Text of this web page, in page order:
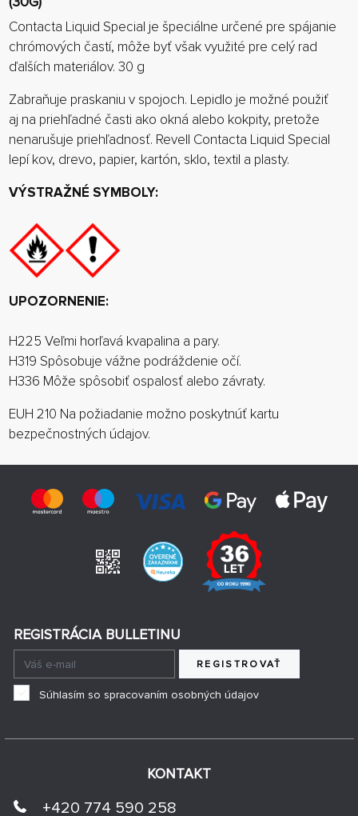
Contacta Liquid Special je špeciálne určené pre spájanie
chrómových častí, môže byť však využité pre celý rad
ďalších materiálov. 30 g
Zabraňuje praskaniu v spojoch. Lepidlo je možné použiť
aj na priehľadné časti ako okná alebo kokpity, pretože
nenarušuje priehľadnosť. Revell Contacta Liquid Special
lepí kov, drevo, papier, kartón, sklo, textil a plasty.
VÝSTRAŽNÉ SYMBOLY:
UPOZORNENIE:
H225 Veľmi horľavá kvapalina a pary.
H319 Spôsobuje vážne podráždenie očí.
H336 Môže spôsobiť ospalosť alebo závraty.
EUH 210 Na požiadanie možno poskytnúť kartu
bezpečnostných údajov.
KONTAKT
+420 774 590 258
REGISTRÁCIA BULLETINU
REGISTROVAŤ
Súhlasím so spracovaním osobných údajov